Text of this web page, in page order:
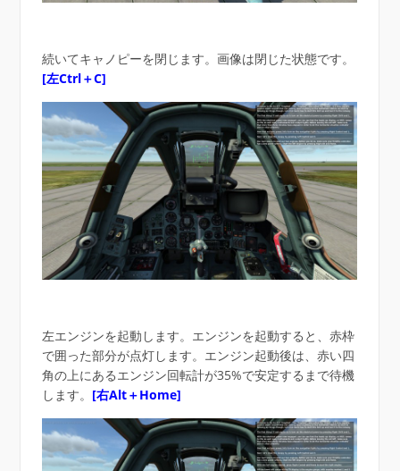
続いてキャノピーを閉じます。画像は閉じた状態です。
[左Ctrl＋C]
左エンジンを起動します。エンジンを起動すると、赤枠
で囲った部分が点灯します。エンジン起動後は、赤い四
角の上にあるエンジン回転計が35%で安定するまで待機
します。 [右Alt＋Home]